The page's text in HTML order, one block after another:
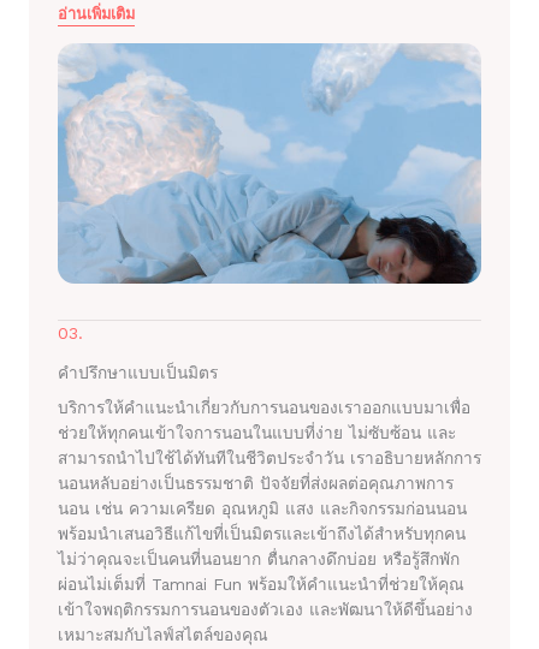
อ่านเพิ่มเติม
03.
คำปรึกษาแบบเป็นมิตร
บริการให้คำแนะนำเกี่ยวกับการนอนของเราออกแบบมาเพื่อ
ช่วยให้ทุกคนเข้าใจการนอนในแบบที่ง่าย ไม่ซับซ้อน และ
สามารถนำไปใช้ได้ทันทีในชีวิตประจำวัน เราอธิบายหลักการ
นอนหลับอย่างเป็นธรรมชาติ ปัจจัยที่ส่งผลต่อคุณภาพการ
นอน เช่น ความเครียด อุณหภูมิ แสง และกิจกรรมก่อนนอน
พร้อมนำเสนอวิธีแก้ไขที่เป็นมิตรและเข้าถึงได้สำหรับทุกคน
ไม่ว่าคุณจะเป็นคนที่นอนยาก ตื่นกลางดึกบ่อย หรือรู้สึกพัก
ผ่อนไม่เต็มที่ Tamnai Fun พร้อมให้คำแนะนำที่ช่วยให้คุณ
เข้าใจพฤติกรรมการนอนของตัวเอง และพัฒนาให้ดีขึ้นอย่าง
เหมาะสมกับไลฟ์สไตล์ของคุณ